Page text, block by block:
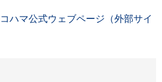
ハマ公式ウェブページ（外部サイ